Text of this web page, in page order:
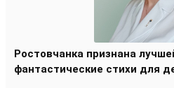
Ростовчанка признана
фантастические стихи для